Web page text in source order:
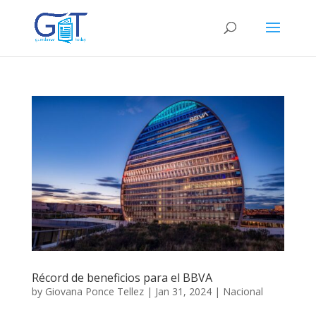
Récord de beneficios para el BBVA
by Giovana Ponce Tellez| Jan 31, 2024| Nacional